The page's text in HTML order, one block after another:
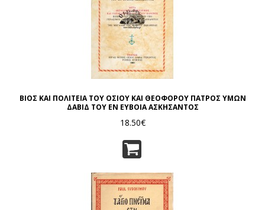
ΒΙΟΣ ΚΑΙ ΠΟΛΙΤΕΙΑ ΤΟΥ ΟΣΙΟΥ ΚΑΙ ΘΕΟΦΟΡΟΥ ΠΑΤΡΟΣ ΥΜΩΝ
ΔΑΒΙΔ ΤΟΥ ΕΝ ΕΥΒΟΙΑ ΑΣΚΗΣΑΝΤΟΣ
18.50€